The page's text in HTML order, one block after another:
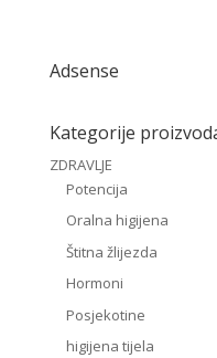
Adsense
Kategorije
ZDRAVLJE
Potencija
Oralna higijena
Štitna žlijezda
Hormoni
Posjekotine
higijena tijela